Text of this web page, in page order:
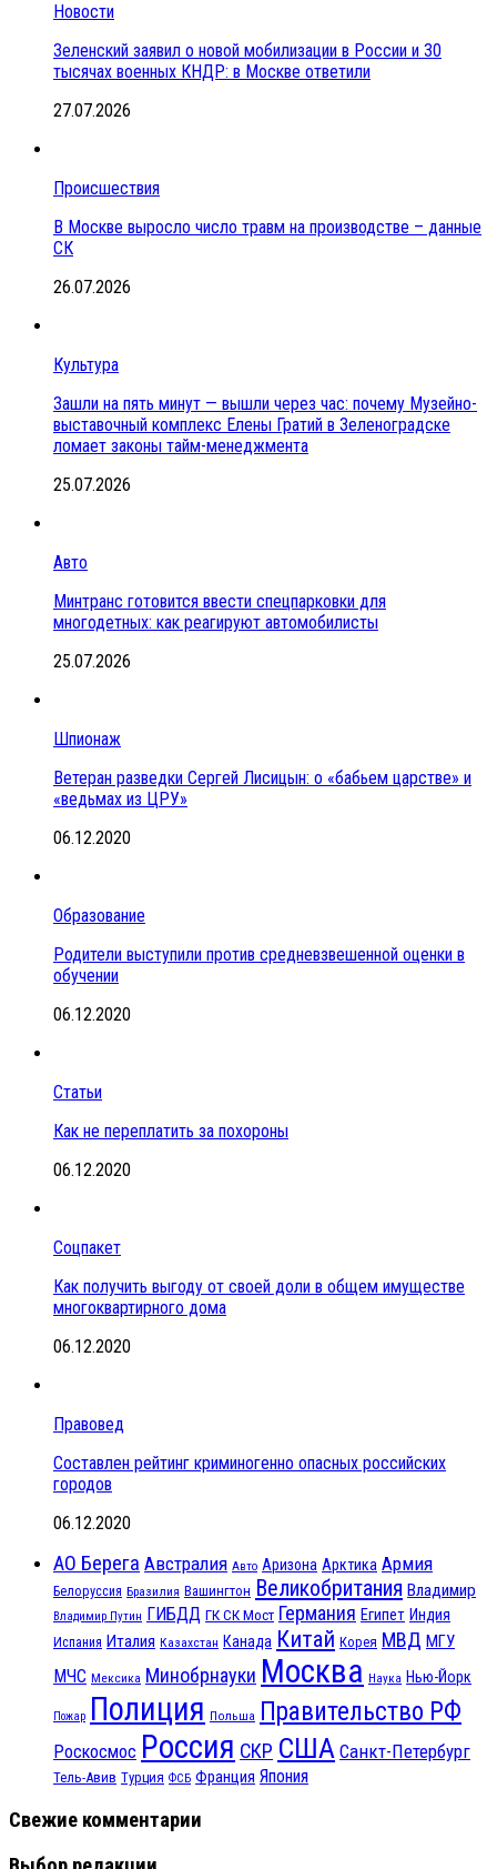
Новости
Зеленский заявил о новой мобилизации в России и 30
тысячах военных КНДР: в Москве ответили
27.07.2026
Происшествия
В Москве выросло число травм на производстве – данные
СК
26.07.2026
Культура
Зашли на пять минут — вышли через час: почему Музейно-
выставочный комплекс Елены Гратий в Зеленоградске
ломает законы тайм-менеджмента
25.07.2026
Авто
Минтранс готовится ввести спецпарковки для
многодетных: как реагируют автомобилисты
25.07.2026
Шпионаж
Ветеран разведки Сергей Лисицын: о «бабьем царстве» и
«ведьмах из ЦРУ»
06.12.2020
Образование
Родители выступили против средневзвешенной оценки в
обучении
06.12.2020
Статьи
Как не переплатить за похороны
06.12.2020
Соцпакет
Как получить выгоду от своей доли в общем имуществе
многоквартирного дома
06.12.2020
Правовед
Составлен рейтинг криминогенно опасных российских
городов
06.12.2020
АО Берега Австралия Авто Аризона Арктика Армия
Белоруссия Бразилия Вашингтон Великобритания Владимир
Владимир Путин ГИБДД ГК СК Мост Германия Египет Индия
Испания Италия Казахстан Канада Китай Корея МВД МГУ
МЧС Мексика Минобрнауки Москва Наука Нью-Йорк
Пожар Полиция Польша Правительство РФ
Роскосмос Россия СКР США Санкт-Петербург
Тель-Авив Турция ФСБ Франция Япония
Свежие комментарии